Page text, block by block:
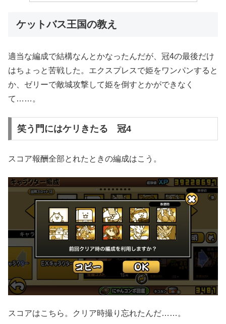
ケットバス王国の教え
適当な編成で結構なんとかなったんだが、冠4の最後だけ
はちょっと苦戦した。エクスプレスで姫をワンパンすると
か、ゼリーで敵城攻撃して姫を倒すとかができなく
て……。
笑う門にはケリきたる 冠4
スコア報酬全部とれたときの編成はこう。
スコアはこちら。クリア時撮り忘れたんだ……。